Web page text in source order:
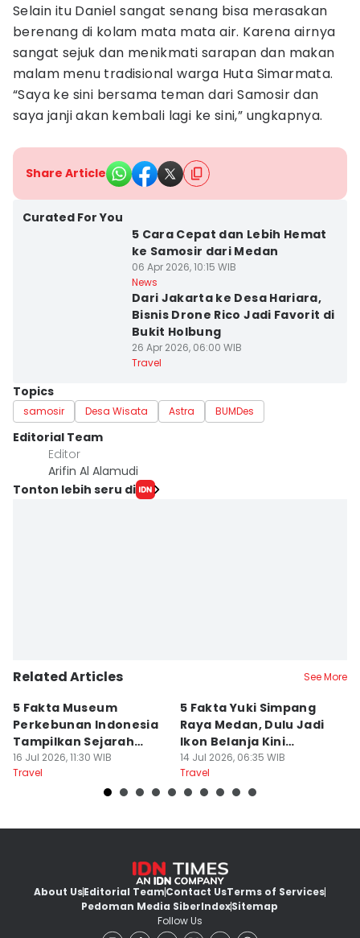
Selain itu Daniel sangat senang bisa merasakan
berenang di kolam mata mata air. Karena airnya
sangat sejuk dan menikmati sarapan dan makan
malam menu tradisional warga Huta Simarmata.
“Saya ke sini bersama teman dari Samosir dan
saya janji akan kembali lagi ke sini,” ungkapnya.
Share Article
Curated For You
5 Cara Cepat dan Lebih Hemat
ke Samosir dari Medan
06 Apr 2026, 10:15 WIB
News
Dari Jakarta ke Desa Hariara,
Bisnis Drone Rico Jadi Favorit di
Bukit Holbung
26 Apr 2026, 06:00 WIB
Travel
Topics
samosir Desa Wisata Astra BUMDes
Editorial Team
Editor
Arifin Al Alamudi
Tonton lebih seru di
Related Articles See More
5 Fakta Museum
Perkebunan Indonesia
Tampilkan Sejarah
Tanah Deli
16 Jul 2026, 11:30 WIB
Travel
5 Fakta Yuki Simpang
Raya Medan, Dulu Jadi
Ikon Belanja Kini
Ditinggalkan
14 Jul 2026, 06:35 WIB
Travel
About UsEditorial TeamContact UsTerms of Services
Pedoman Media SiberIndexSitemap
Follow Us